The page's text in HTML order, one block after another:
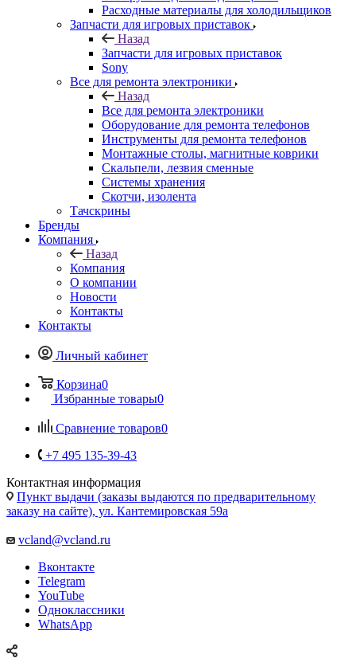
Назад
Запчасти для игровых приставок
Sony
Все для ремонта электроники
Назад
Все для ремонта электроники
Оборудование для ремонта телефонов
Инструменты для ремонта телефонов
Монтажные столы, магнитные коврики
Скальпели, лезвия сменные
Системы хранения
Скотчи, изолента
Тачскрины
Компания
Компания
О компании
Новости
Контакты
Контакты
Личный кабинет
Корзина0
Сравнение товаров0
+7 495 135-39-43
Контактная информация
заказу на сайте), ул. Кантемировская 59а
vcland@vcland.ru
Вконтакте
YouTube
Одноклассники
WhatsApp